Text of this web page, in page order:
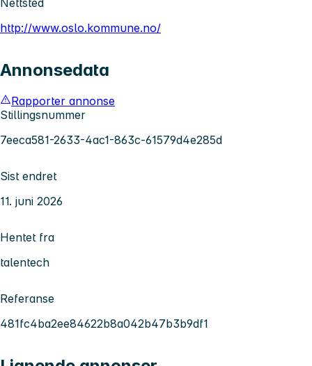
http://www.oslo.kommune.no/
Annonsedata
Rapporter annonse
Stillingsnummer
7eeca581-2633-4ac1-863c-61579d4e285d
Sist endret
11. juni 2026
Hentet fra
talentech
Referanse
481fc4ba2ee84622b8a042b47b3b9df1